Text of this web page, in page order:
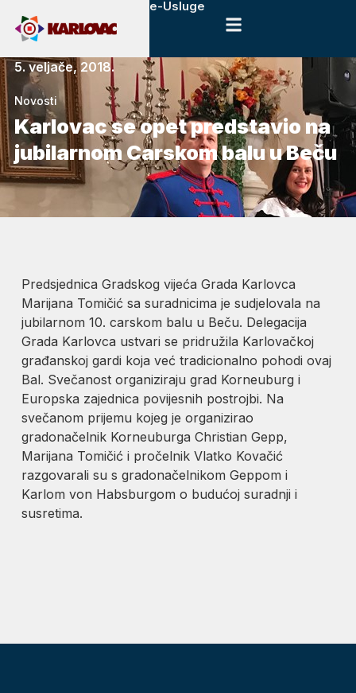
e-Usluge
5. veljače, 2018.
Novosti
Karlovac se opet predstavio na
jubilarnom Carskom balu u Beču
Predsjednica Gradskog vijeća Grada Karlovca
Marijana Tomičić sa suradnicima je sudjelovala na
jubilarnom 10. carskom balu u Beču. Delegacija
Grada Karlovca ustvari se pridružila Karlovačkoj
građanskoj gardi koja već tradicionalno pohodi ovaj
Bal. Svečanost organiziraju grad Korneuburg i
Europska zajednica povijesnih postrojbi. Na
svečanom prijemu kojeg je organizirao
gradonačelnik Korneuburga Christian Gepp,
Marijana Tomičić i pročelnik Vlatko Kovačić
razgovarali su s gradonačelnikom Geppom i
Karlom von Habsburgom o budućoj suradnji i
susretima.